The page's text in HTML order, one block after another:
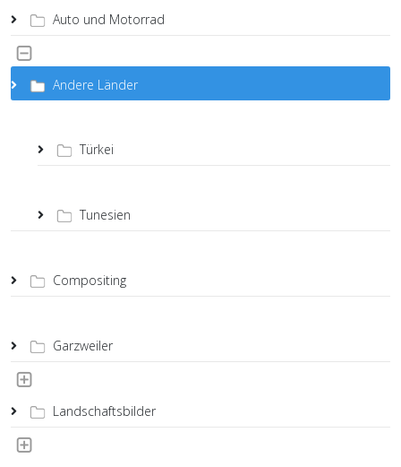
Auto und Motorrad
Andere Länder
Türkei
Tunesien
Compositing
Garzweiler
Landschaftsbilder